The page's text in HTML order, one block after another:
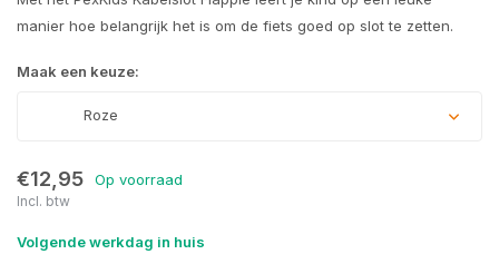
manier hoe belangrijk het is om de fiets goed op slot te zetten.
Maak een keuze:
Roze
€12,95 Op voorraad
Incl. btw
Volgende werkdag in huis